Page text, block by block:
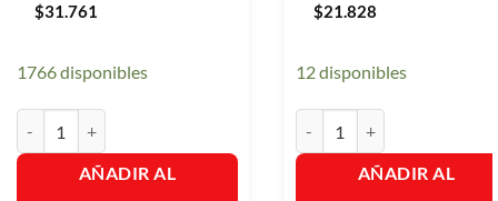
$31.761
1766 disponibles
AÑADIR AL
$21.828
12 disponibles
AÑADIR AL